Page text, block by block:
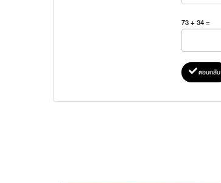
73 + 34 =
ตอบกลับ